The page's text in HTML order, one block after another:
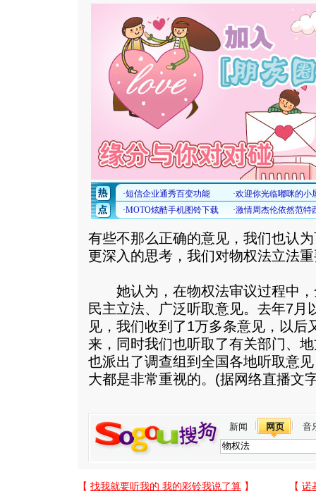
有些不那么正确的意见，我们也认
更深入的思考，我们对物权法立法
她认为，在物权法审议过程中，
民主立法、广泛听取意见。去年7月
见，我们收到了1万多条意见，以后
来，同时我们也听取了有关部门、
也派出了调查组到全国各地听取意
大都是非常重视的。(据网络直播文
新闻 网页 音